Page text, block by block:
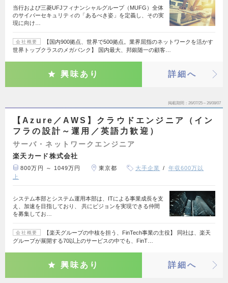
当行および三菱UFJフィナンシャルグループ（MUFG）全体
のサイバーセキュリティの「あるべき姿」を定義し、その実
現に向け…
会社概要
【国内900拠点、世界で500拠点。業界屈指のネットワークを活かす
世界トップクラスのメガバンク】 国内最大、邦銀随一の顧客…
興味あり 詳細へ
掲載期間 26/07/25～26/08/07
【Azure／AWS】クラウドエンジニア（イン
フラの設計～運用／英語力歓迎）
サーバ・ネットワークエンジニア
楽天カード株式会社
800万円 ～ 1049万円 東京都 大手企業
年収600万以
上
システム本部とシステム運用本部は、ITによる事業成長を支
え、加速を目指しており、 共にビジョンを実現できる仲間
を募集してお…
会社概要
【楽天グループの中核を担う、FinTech事業の主役】 同社は、楽天
グループが展開する70以上のサービスの中でも、FinT…
興味あり 詳細へ